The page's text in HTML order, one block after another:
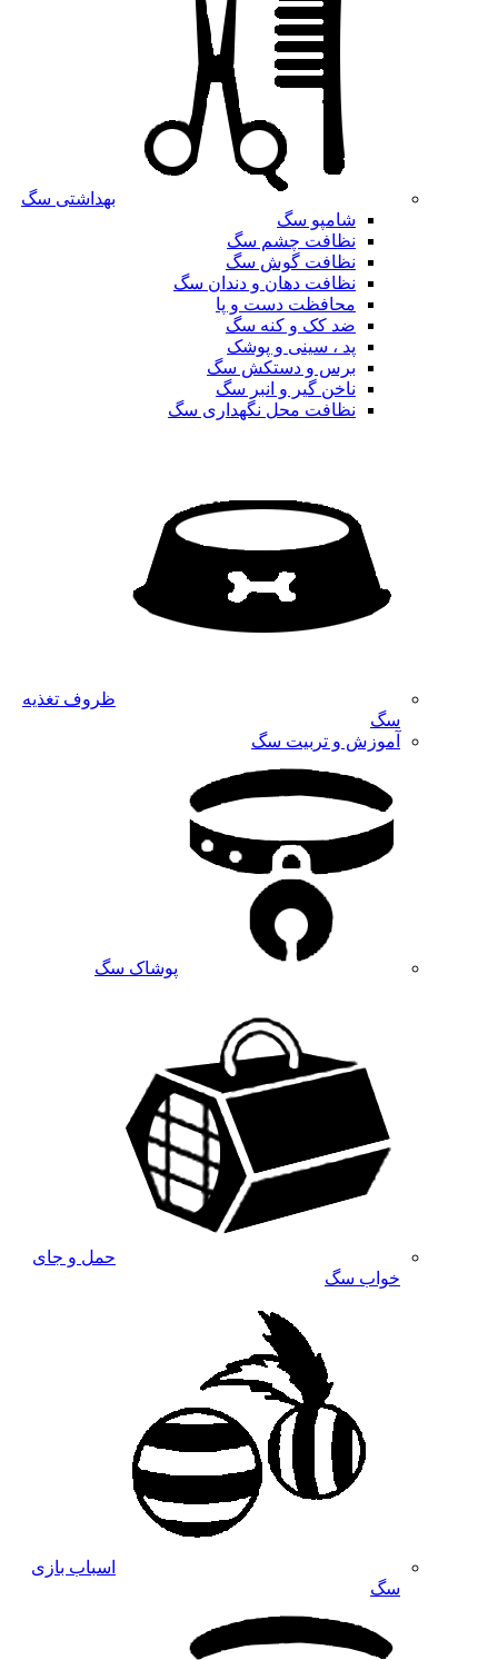
بهداشتی سگ
شامپو سگ
نظافت چشم سگ
نظافت گوش سگ
نظافت دهان و دندان سگ
محافظت دست و پا
ضد کک و کنه سگ
پد ، سینی و پوشک
برس و دستکش سگ
ناخن گیر و انبر سگ
نظافت محل نگهداری سگ
ظروف تغذیه
سگ
آموزش و تربیت سگ
پوشاک سگ
حمل و جای
خواب سگ
اسباب بازی
سگ